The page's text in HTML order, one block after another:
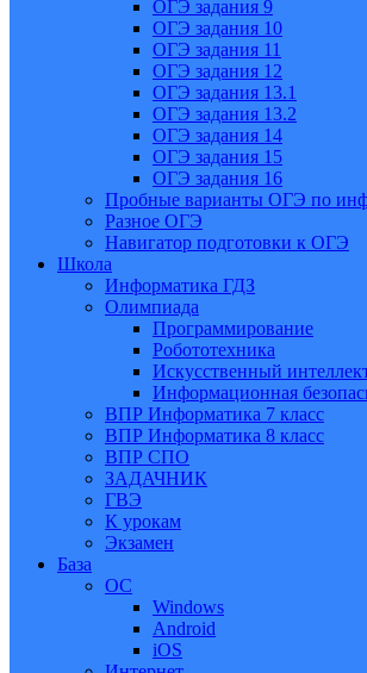
ОГЭ задания 9
ОГЭ задания 10
ОГЭ задания 11
ОГЭ задания 12
ОГЭ задания 13.1
ОГЭ задания 13.2
ОГЭ задания 14
ОГЭ задания 15
ОГЭ задания 16
Пробные варианты ОГЭ по
Разное ОГЭ
Навигатор подготовки к ОГЭ
Школа
Информатика ГДЗ
Олимпиада
Программирование
Робототехника
Искусственный
Информационная
ВПР Информатика 7 класс
ВПР Информатика 8 класс
ВПР СПО
ЗАДАЧНИК
ГВЭ
К урокам
Экзамен
База
ОС
Windows
Android
iOS